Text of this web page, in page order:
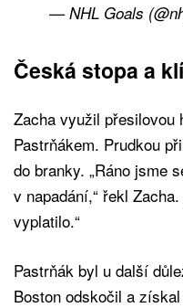
— NHL Goals
Česká stopa a
Zacha využil přesilovou
Pastrňákem. Prudkou
do branky. „Ráno jsme
v napadání,“ řekl
vyplatilo.“
Pastrňák byl u další
Boston odskočil a